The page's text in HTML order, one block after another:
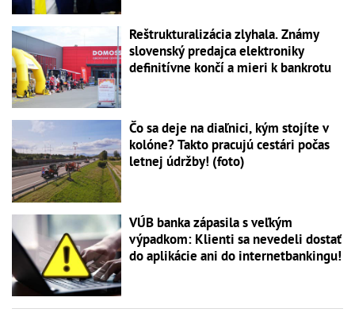
Reštrukturalizácia zlyhala. Známy
slovenský predajca elektroniky
definitívne končí a mieri k bankrotu
Čo sa deje na diaľnici, kým stojíte v
kolóne? Takto pracujú cestári počas
letnej údržby! (foto)
VÚB banka zápasila s veľkým
výpadkom: Klienti sa nevedeli dostať
do aplikácie ani do internetbankingu!